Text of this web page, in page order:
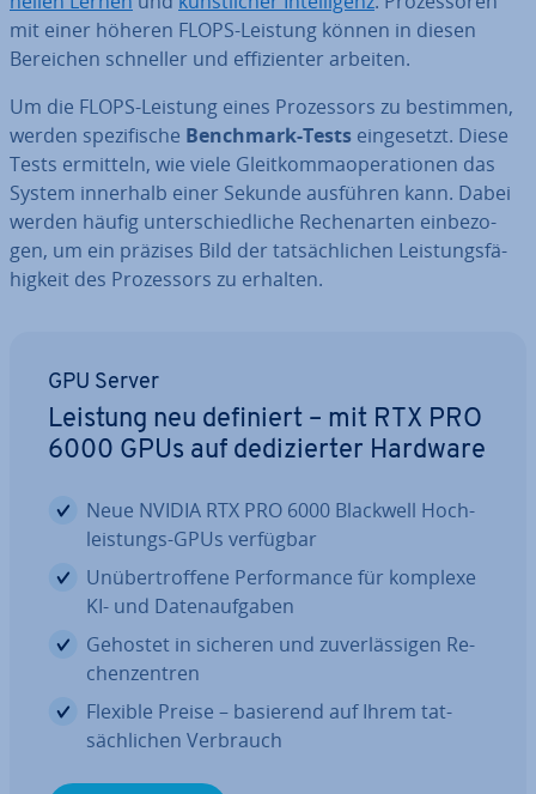
mit einer höheren FLOPS-Leistung können in diesen
Bereichen schneller und ef­fi­zi­en­ter arbeiten.
Um die FLOPS-Leistung eines Pro­zes­sors zu bestimmen,
werden spe­zi­fi­sche Benchmark-Tests ein­ge­setzt. Diese
Tests ermitteln, wie viele Gleit­kom­ma­ope­ra­tio­nen das
System innerhalb einer Sekunde ausführen kann. Dabei
werden häufig un­ter­schied­li­che Re­chen­ar­ten ein­be­zo­
gen, um ein präzises Bild der tat­säch­li­chen Leis­tungs­fä­
hig­keit des Pro­zes­sors zu erhalten.
GPU Server
Leistung neu definiert – mit RTX PRO
6000 GPUs auf de­di­zier­ter Hardware
Neue NVIDIA RTX PRO 6000 Blackwell Hoch­
leis­tungs-GPUs verfügbar
Un­über­trof­fe­ne Per­for­mance für komplexe
KI- und Da­ten­auf­ga­ben
Gehostet in sicheren und zu­ver­läs­si­gen Re­
chen­zen­tren
Flexible Preise – basierend auf Ihrem tat­
säch­li­chen Verbrauch